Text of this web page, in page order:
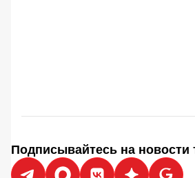
Подписывайтесь на новости